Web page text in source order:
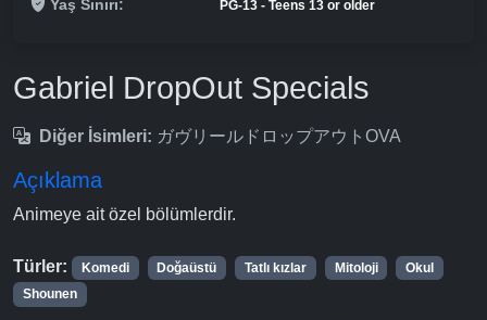
Yaş Sınırı: PG-13 - Teens 13 or older
Gabriel DropOut Specials
Diğer İsimleri: ガヴリールドロップアウトOVA
Açıklama
Animeye ait özel bölümlerdir.
Türler: Komedi Doğaüstü Tatlı kızlar Mitoloji
Okul
Shounen